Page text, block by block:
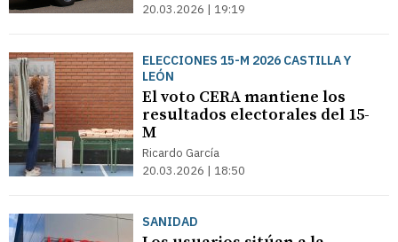
20.03.2026 | 19:19
ELECCIONES 15-M 2026 CASTILLA Y
LEÓN
El voto CERA mantiene los
resultados electorales del 15-
M
Ricardo García
20.03.2026 | 18:50
SANIDAD